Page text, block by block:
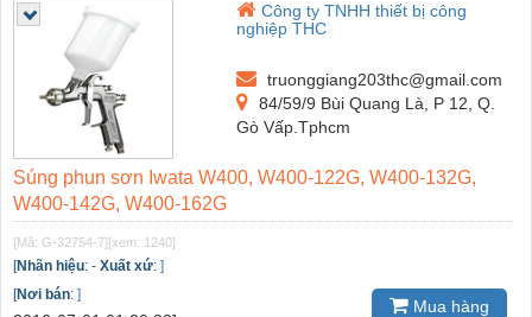
Công ty TNHH thiết bị công
nghiệp THC
truonggiang203thc@gmail.com
84/59/9 Bùi Quang Là, P 12, Q.
Gò Vấp.Tphcm
Súng phun sơn Iwata W400, W400-122G, W400-132G,
W400-142G, W400-162G
[Mã: G-32754-7] [xem: 1240]
[Nhãn hiệu: - Xuất xứ: ]
[Nơi bán: ]
Mua hàng